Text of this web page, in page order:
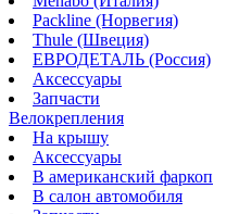
Packline (Норвегия)
Thule (Швеция)
ЕВРОДЕТАЛЬ (Россия)
Аксессуары
Запчасти
Велокрепления
На крышу
Аксессуары
В американский фаркоп
В салон автомобиля